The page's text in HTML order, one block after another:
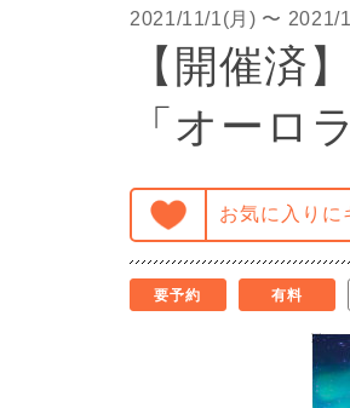
2021/11/1(月) 〜 2021/
【開催
「オー
お気に入りに
要予約 有料